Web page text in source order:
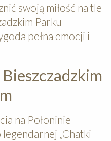
swoją miłość na tle
Parku
pełna emocji i
na Połoninie
„Chatki